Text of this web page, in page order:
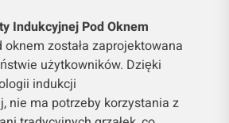
Indukcyjnej Pod Oknem
oknem została zaprojektowana
użytkowników. Dzięki
indukcji
nie ma potrzeby korzystania z